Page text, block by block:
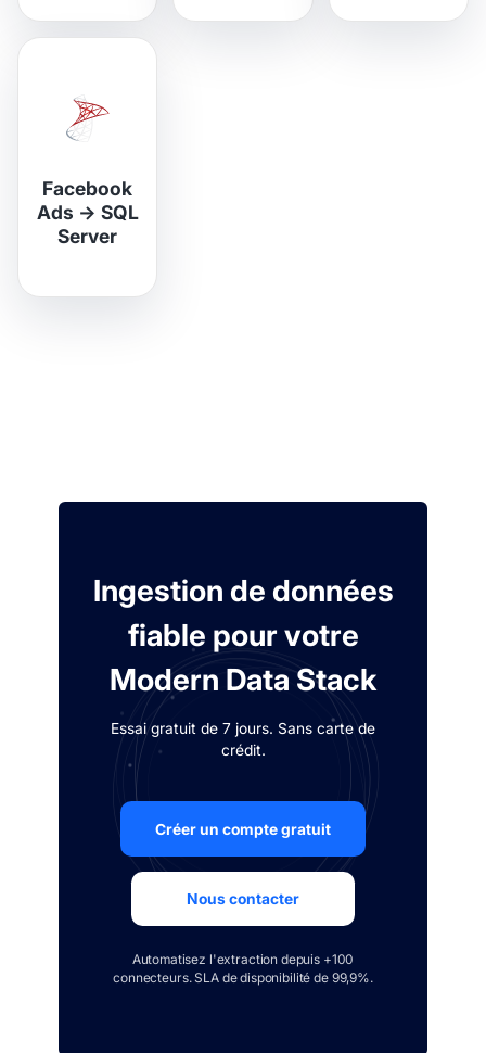
Facebook
Ads → SQL
Server
Ingestion de données
fiable pour votre
Modern Data Stack
Essai gratuit de 7 jours. Sans carte de
crédit.
Créer un compte gratuit
Nous contacter
Automatisez l'extraction depuis +100
connecteurs. SLA de disponibilité de 99,9%.